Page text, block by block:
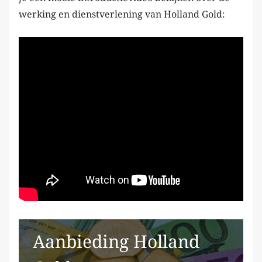
werking en dienstverlening van Holland Gold:
Aanbieding Holland